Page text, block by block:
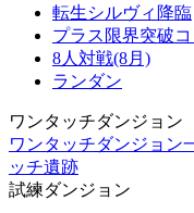
転生シルヴィ降臨
プラス限界突破
8人対戦(8月)
ランダン
ワンタッチダンジョン
ワンタッチダンジョン
ッチ遺跡
試練ダンジョン